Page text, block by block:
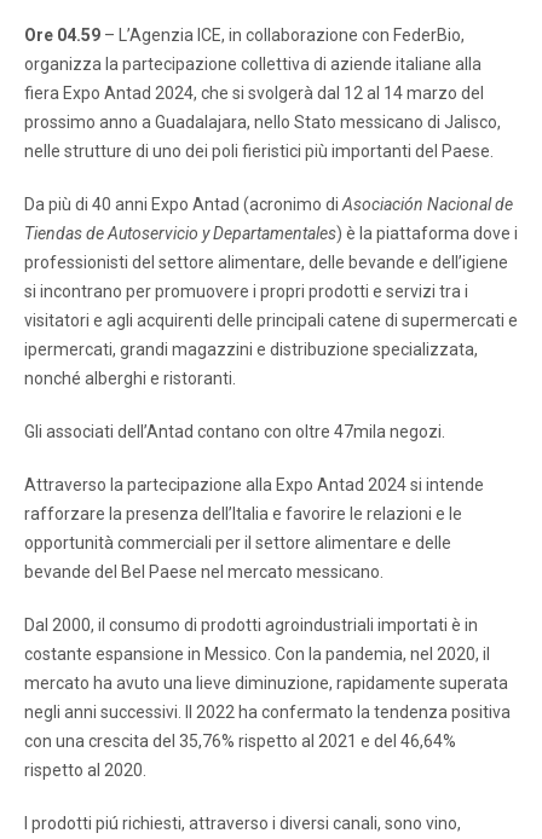
Ore 04.59 – L’Agenzia ICE, in collaborazione con FederBio,
organizza la partecipazione collettiva di aziende italiane alla
fiera Expo Antad 2024, che si svolgerà dal 12 al 14 marzo del
prossimo anno a Guadalajara, nello Stato messicano di Jalisco,
nelle strutture di uno dei poli fieristici più importanti del Paese.
Da più di 40 anni Expo Antad (acronimo di Asociación Nacional de
Tiendas de Autoservicio y Departamentales) è la piattaforma dove i
professionisti del settore alimentare, delle bevande e dell’igiene
si incontrano per promuovere i propri prodotti e servizi tra i
visitatori e agli acquirenti delle principali catene di supermercati e
ipermercati, grandi magazzini e distribuzione specializzata,
nonché alberghi e ristoranti.
Gli associati dell’Antad contano con oltre 47mila negozi.
Attraverso la partecipazione alla Expo Antad 2024 si intende
rafforzare la presenza dell’Italia e favorire le relazioni e le
opportunità commerciali per il settore alimentare e delle
bevande del Bel Paese nel mercato messicano.
Dal 2000, il consumo di prodotti agroindustriali importati è in
costante espansione in Messico. Con la pandemia, nel 2020, il
mercato ha avuto una lieve diminuzione, rapidamente superata
negli anni successivi. Il 2022 ha confermato la tendenza positiva
con una crescita del 35,76% rispetto al 2021 e del 46,64%
rispetto al 2020.
I prodotti piú richiesti, attraverso i diversi canali, sono vino,